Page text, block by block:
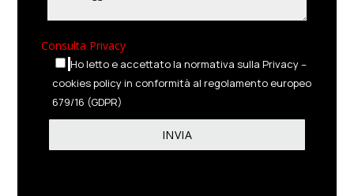
Consulta Privacy
Ho letto e accettato la normativa sulla Privacy –
cookies policy in conformità al regolamento europeo
679/16 (GDPR)